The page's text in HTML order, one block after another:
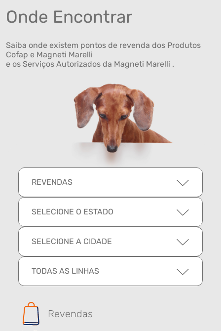
Onde Encontrar
Saiba onde existem pontos de revenda dos Produtos
Cofap e Magneti Marelli
e os Serviços Autorizados da Magneti Marelli .
REVENDAS
SELECIONE O ESTADO
SELECIONE A CIDADE
TODAS AS LINHAS
Revendas